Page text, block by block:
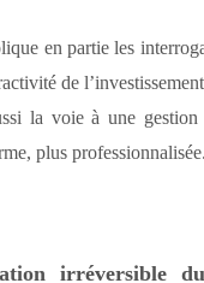
en partie les
de
la voie à une gestion
plus professionnalisée.
irréversible